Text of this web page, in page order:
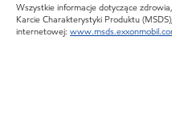
Wszystkie informacje dotyczące
Karcie Charakterystyki Produktu
internetowej: